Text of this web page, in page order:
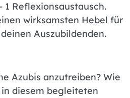
1 Reflexionsaustausch.
wirksamsten Hebel für
Auszubildenden.
Azubis anzutreiben? Wie
diesem begleiteten